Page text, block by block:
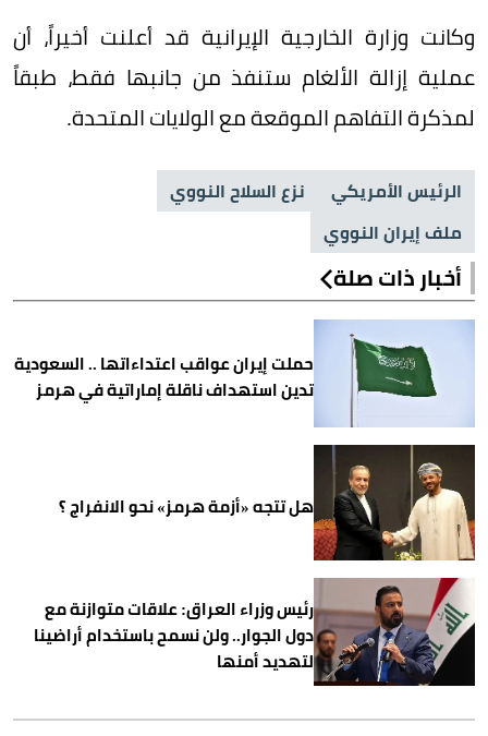
وكانت وزارة الخارجية الإيرانية قد أعلنت أخيراً، أن
عملية إزالة الألغام ستنفذ من جانبها فقط، طبقاً
لمذكرة التفاهم الموقعة مع الولايات المتحدة.
الرئيس الأمريكي
نزع السلاح النووي
ملف إيران النووي
أخبار ذات صلة
حملت إيران عواقب اعتداءاتها .. السعودية
تدين استهداف ناقلة إماراتية في هرمز
هل تتجه «أزمة هرمز» نحو الانفراج ؟
رئيس وزراء العراق: علاقات متوازنة مع
دول الجوار.. ولن نسمح باستخدام أراضينا
لتهديد أمنها